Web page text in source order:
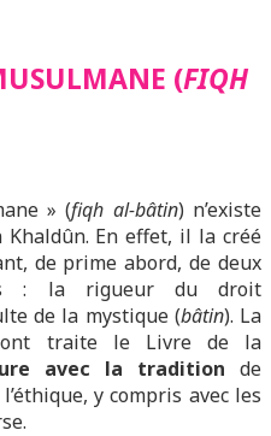
(FIQH
» (fiqh al-bâtin) n’existe
Khaldûn. En effet, il la créé
de prime abord, de deux
: la rigueur du droit
de la mystique (bâtin). La
traite le Livre de la
avec la tradition de
y compris avec les